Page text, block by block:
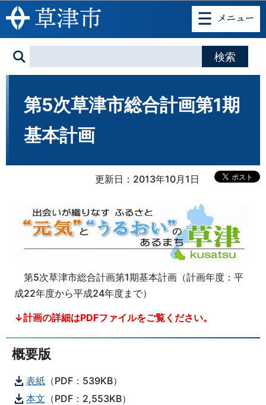
このページの本文へ移動
第5次草津市総合計画第1期
基本計画
更新日：2013年10月1日
第5次草津市総合計画第1期基本計画（計画年度：平
成22年度から平成24年度まで）
↓計画の詳細はPDFファイルをご覧ください。
概要版
表紙（PDF：539KB）
本文 （PDF：2,553KB）